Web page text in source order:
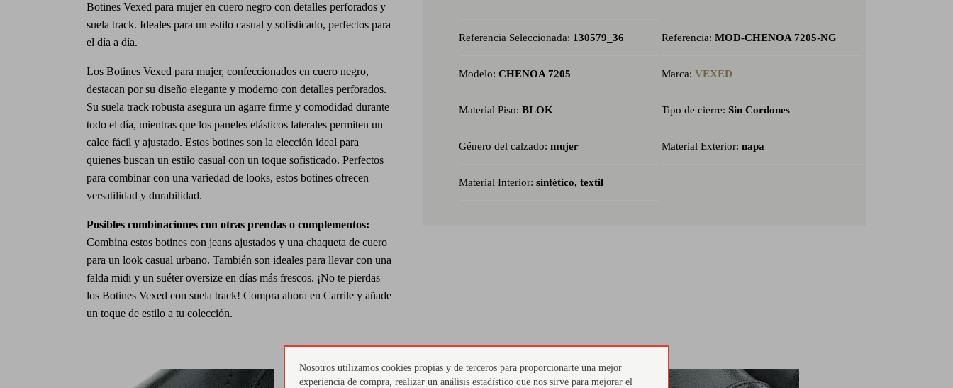
Referencia Seleccionada: 130579_36 Referencia: MOD-CHENOA 7205-NG
Modelo: CHENOA 7205 Marca: VEXED
Material Piso: BLOK Tipo de cierre: Sin Cordones
Género del calzado: mujer Material Exterior: napa
Material Interior: sintético, textil
Botines Vexed para mujer en cuero negro con detalles perforados y
suela track. Ideales para un estilo casual y sofisticado, perfectos para
el día a día.
Los Botines Vexed para mujer, confeccionados en cuero negro,
destacan por su diseño elegante y moderno con detalles perforados.
Su suela track robusta asegura un agarre firme y comodidad durante
todo el día, mientras que los paneles elásticos laterales permiten un
calce fácil y ajustado. Estos botines son la elección ideal para
quienes buscan un estilo casual con un toque sofisticado. Perfectos
para combinar con una variedad de looks, estos botines ofrecen
versatilidad y durabilidad.
Posibles combinaciones con otras prendas o complementos:
Combina estos botines con jeans ajustados y una chaqueta de cuero
para un look casual urbano. También son ideales para llevar con una
falda midi y un suéter oversize en días más frescos. ¡No te pierdas
los Botines Vexed con suela track! Compra ahora en Carrile y añade
un toque de estilo a tu colección.
Nosotros utilizamos cookies propias y de terceros para proporcionarte una mejor
experiencia de compra, realizar un análisis estadístico que nos sirve para mejorar el